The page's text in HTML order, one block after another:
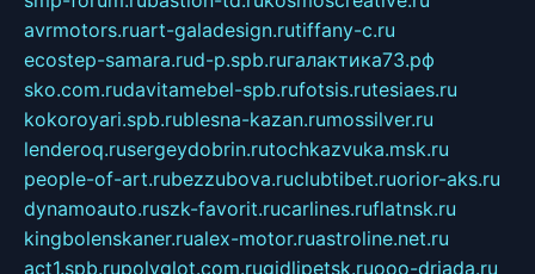
avrmotors.ruart-galadesign.rutiffany-c.ru
ecostep-samara.rud-p.spb.ruгалактика73.рф
sko.com.rudavitamebel-spb.rufotsis.rutesiaes.ru
kokoroyari.spb.rublesna-kazan.rumossilver.ru
lenderoq.rusergeydobrin.rutochkazvuka.msk.ru
people-of-art.rubezzubova.ruclubtibet.ruorior-aks.ru
dynamoauto.ruszk-favorit.rucarlines.ruflatnsk.ru
kingbolenskaner.rualex-motor.ruastroline.net.ru
act1.spb.rupolyglot.com.rugidlipetsk.ruooo-driada.ru